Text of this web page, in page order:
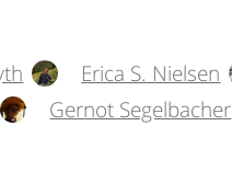
Erica S. Nielsen
Gernot Segelbacher